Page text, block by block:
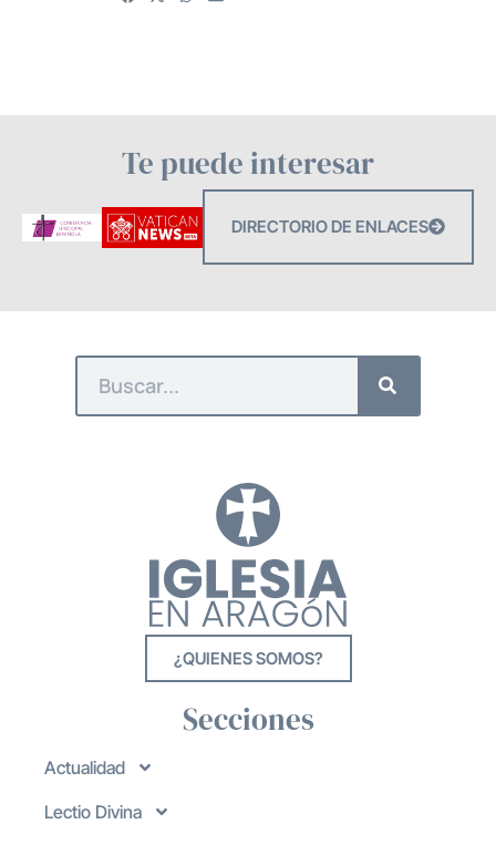
Te puede interesar
DIRECTORIO DE ENLACES
¿QUIENES SOMOS?
Secciones
Actualidad
Lectio Divina